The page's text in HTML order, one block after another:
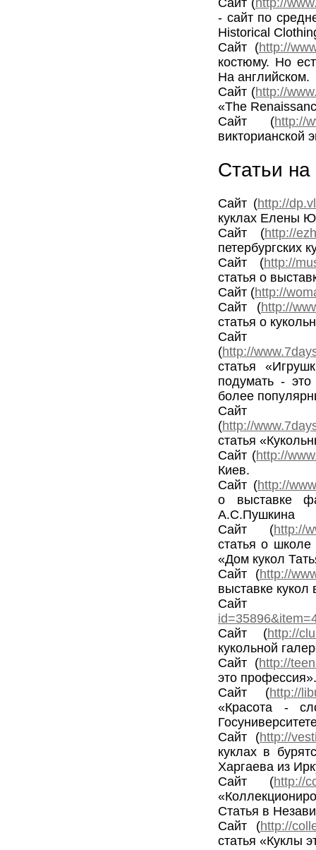
Сайт (http://
- сайт по
Historical
Сайт (http://
костюму. Но
На английском.
Сайт (http://
«The
Сайт (http://
викторианской
Статьи
Сайт (http://
куклах Елены
Сайт (http://
петербургских
Сайт (http://
статья о
Сайт (http://
Сайт (http://
статья о
Сайт
(http://
статья
подумать -
более
Сайт
(http://
статья
Сайт (http://
Киев.
Сайт (http://
о выставке
А.С.Пушкина
Сайт (http://
статья о
«Дом кукол
Сайт (http://
выставке
Сайт (http://
кукольной
Сайт (http://
это
Сайт (http://
«Красота -
Сайт (http://
куклах в
Харгаева из
Сайт (http://
Статья в
Сайт (http://
статья «Куклы